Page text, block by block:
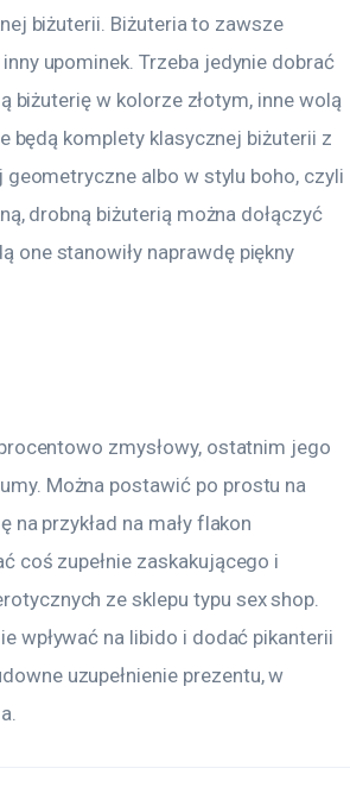
biżuterii. Biżuteria to zawsze
upominek. Trzeba jedynie dobrać
biżuterię w kolorze złotym, inne wolą
będą komplety klasycznej biżuterii z
geometryczne albo w stylu boho, czyli
drobną biżuterią można dołączyć
one stanowiły naprawdę piękny
zmysłowy, ostatnim jego
Można postawić po prostu na
przykład na mały flakon
coś zupełnie zaskakującego i
ze sklepu typu sex shop.
wpływać na libido i dodać pikanterii
uzupełnienie prezentu, w